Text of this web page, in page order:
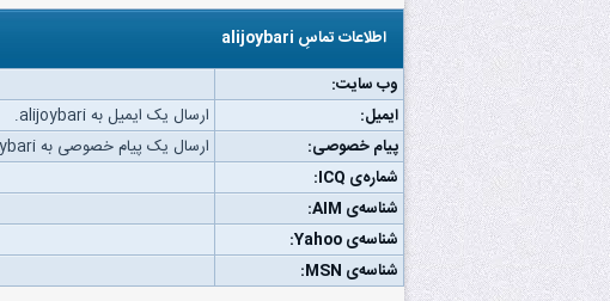
اطلاعات تماسِ alijoybari
وب‌ سایت:
ایمیل:
ارسال یک ایمیل به alijoybari.
پیام خصوصی:
ارسال یک پیام خصوصی به alijoybari.
شماره‌ی ICQ:
شناسه‌ی AIM:
شناسه‌ی Yahoo:
شناسه‌ی MSN: